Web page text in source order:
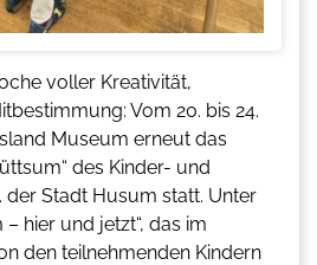
voller Kreativität,
Vom 20. bis 24.
Museum erneut das
des Kinder- und
der Stadt Husum statt. Unter
hier und jetzt“, das im
den teilnehmenden Kindern